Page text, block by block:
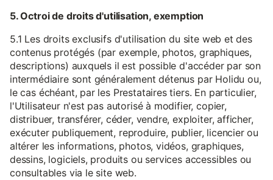
5. Octroi de droits d'utilisation, exemption
5.1 Les droits exclusifs d'utilisation du site web et des
contenus protégés (par exemple, photos, graphiques,
descriptions) auxquels il est possible d'accéder par son
intermédiaire sont généralement détenus par Holidu ou,
le cas échéant, par les Prestataires tiers. En particulier,
l'Utilisateur n'est pas autorisé à modifier, copier,
distribuer, transférer, céder, vendre, exploiter, afficher,
exécuter publiquement, reproduire, publier, licencier ou
altérer les informations, photos, vidéos, graphiques,
dessins, logiciels, produits ou services accessibles ou
consultables via le site web.